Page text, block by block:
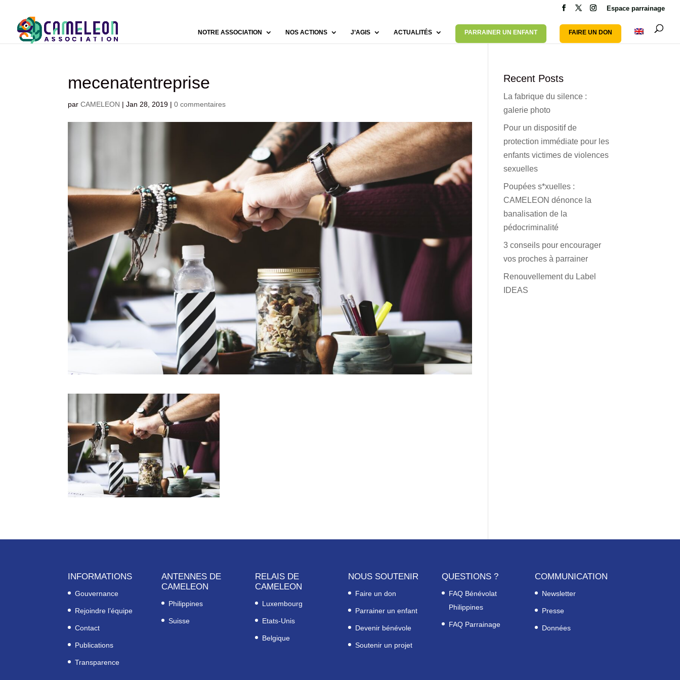
Espace parrainage
NOTRE ASSOCIATION NOS ACTIONS J’AGIS ACTUALITÉS PARRAINER UN ENFANT FAIRE UN DON
mecenatentreprise
parCAMELEON |Jan 28, 2019 |0 commentaires
Recent Posts
La fabrique du silence :
galerie photo
Pour un dispositif de
protection immédiate pour les
enfants victimes de violences
sexuelles
Poupées s*xuelles :
CAMELEON dénonce la
banalisation de la
pédocriminalité
3 conseils pour encourager
vos proches à parrainer
Renouvellement du Label
IDEAS
INFORMATIONS
Gouvernance
Rejoindre l’équipe
Contact
Publications
Transparence
ANTENNES DE
CAMELEON
Philippines
Suisse
RELAIS DE
CAMELEON
Luxembourg
Etats-Unis
Belgique
NOUS SOUTENIR
Faire un don
Parrainer un enfant
Devenir bénévole
Soutenir un projet
QUESTIONS ?
FAQ Bénévolat
Philippines
FAQ Parrainage
COMMUNICATION
Newsletter
Presse
Données